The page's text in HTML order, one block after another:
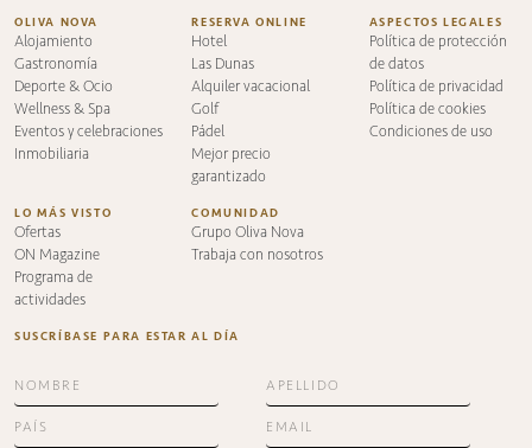
OLIVA NOVA
Alojamiento
Gastronomía
Deporte & Ocio
Wellness & Spa
Eventos y celebraciones
Inmobiliaria
RESERVA ONLINE
Hotel
Las Dunas
Alquiler vacacional
Golf
Pádel
Mejor precio
garantizado
ASPECTOS LEGALES
Política de protección
de datos
Política de privacidad
Política de cookies
Condiciones de uso
LO MÁS VISTO
Ofertas
ON Magazine
Programa de
actividades
COMUNIDAD
Grupo Oliva Nova
Trabaja con nosotros
SUSCRÍBASE PARA ESTAR AL DÍA